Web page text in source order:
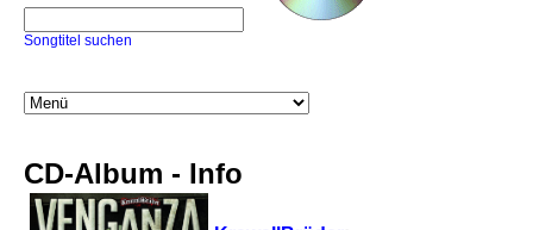
Songtitel suchen
CD-Album - Info